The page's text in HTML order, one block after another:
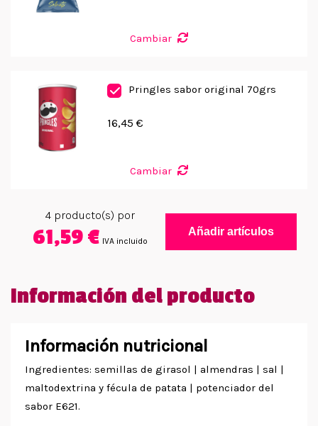
Cambiar
Pringles sabor original 70grs
16,45 €
Cambiar
4producto(s) por
61,59 € IVA incluido
Añadir artículos
Información del producto
Información nutricional
Ingredientes: semillas de girasol | almendras | sal |
maltodextrina y fécula de patata | potenciador del
sabor E621.